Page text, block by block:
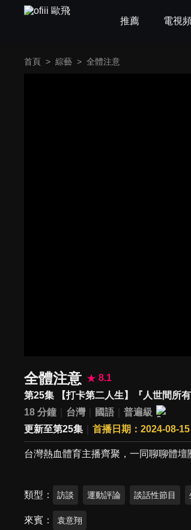
推薦 電視
首頁 > 綜藝 > 全體注意
全體注意
8.1
第25集 【打卡第二人生】『人世間所
18 分鐘
台灣 國語
普遍級
更新至第25集
首播日期：2024-08-15
台灣熱血體育主播齊聚，一同聊聊體壇
類型 訪談 運動評論 談話性節目
來賓 袁意翔